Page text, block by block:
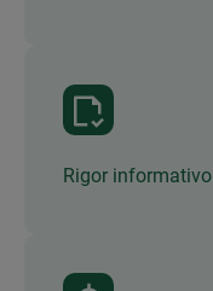
Rigor informativo